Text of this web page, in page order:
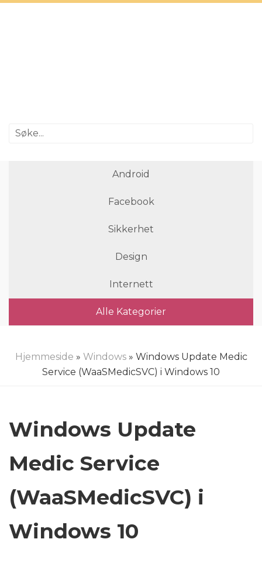
Android
Facebook
Sikkerhet
Design
Internett
Alle Kategorier
Hjemmeside » Windows» Windows Update Medic
Service (WaaSMedicSVC) i Windows 10
Windows Update
Medic Service
(WaaSMedicSVC) i
Windows 10